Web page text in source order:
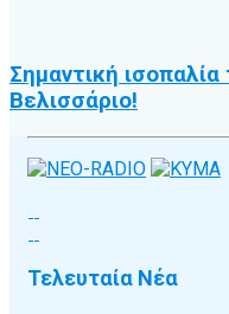
Σημαντική
Βελισσάριο!
Τελευταία Νέα